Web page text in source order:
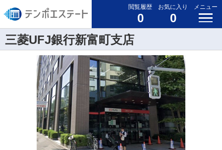
閲覧履歴
0
お気に入り
0
メニュー
三菱UFJ銀行新富町支店